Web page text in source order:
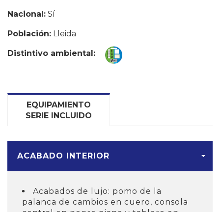
Nacional: Sí
Población: Lleida
Distintivo ambiental:
EQUIPAMIENTO
SERIE INCLUIDO
ACABADO INTERIOR
Acabados de lujo: pomo de la
palanca de cambios en cuero, consola